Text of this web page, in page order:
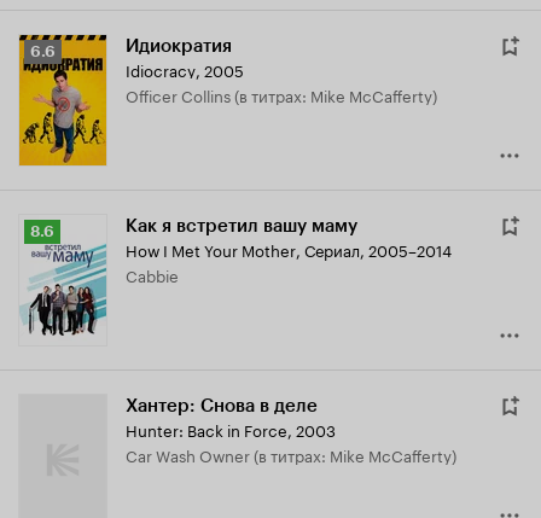
Рейтинг
Кинопоиска
6.6
6.6 Идиократия
Idiocracy, 2005
Officer Collins (в титрах: Mike McCafferty)
Рейтинг
Кинопоиска
8.6
8.6 Как я встретил вашу маму
How I Met Your Mother, Сериал, 2005–2014
Cabbie
Хантер: Снова в деле
Hunter: Back in Force, 2003
Car Wash Owner (в титрах: Mike McCafferty)